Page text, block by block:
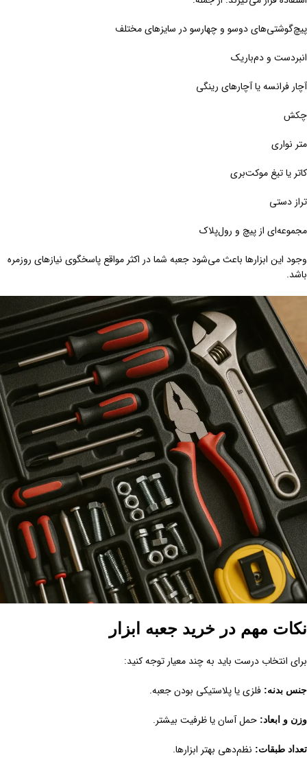
پیچ‌گوشتی‌های دوسو و چهارسو در سایزهای مختلف
انبردست و دم‌باریک
آچار فرانسه یا آچارهای رینگی
چکش
متر نواری
کاتر یا تیغ موکت‌بری
تراز دستی
مجموعه‌ای از پیچ و رول‌پلاک
وجود این ابزارها باعث می‌شود جعبه شما در اکثر مواقع پاسخگوی نیازهای روزمره
باشد.
نکات مهم در خرید جعبه ابزار
برای انتخاب درست باید به چند معیار توجه کنید:
جنس بدنه: فلزی یا پلاستیکی بودن جعبه.
وزن و ابعاد: حمل آسان یا ظرفیت بیشتر.
تعداد طبقات: نظم‌دهی بهتر ابزارها.